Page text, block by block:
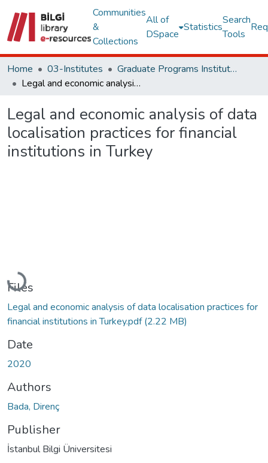
Communities
&
Collections
All of
DSpace
Statistics
Search
Tools
Home 03-Institutes
Graduate Programs Institute Thesis Collection
Legal and economic analysis of data localisation practices for financial institutions in Turkey
Legal and economic analysis of data
localisation practices for financial
institutions in Turkey
Loading...
Files
Legal and economic analysis of data localisation practices for
financial institutions in Turkey.pdf(2.22 MB)
Date
2020
Authors
Bada, Direnç
Publisher
İstanbul Bilgi Üniversitesi